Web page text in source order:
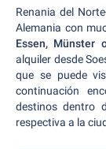
Renania del
Alemania con
Essen, Münster
alquiler desde
que se puede
continuación
destinos dentro
respectiva a la